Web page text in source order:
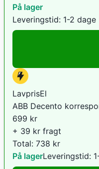
På lager
Leveringstid: 1-2 dage
LavprisEl
ABB Decento
699 kr
+ 39 kr fragt
Total: 738 kr
På lagerLeveringstid: